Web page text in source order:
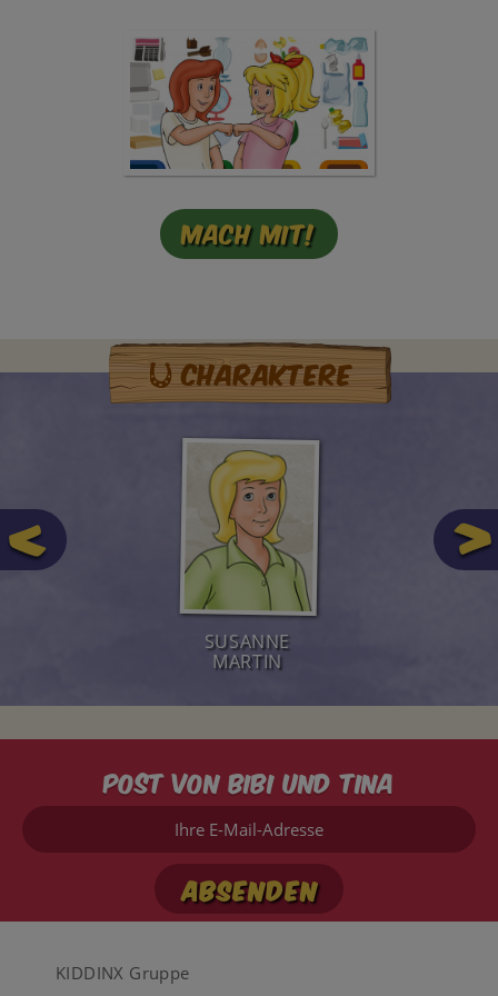
Mach mit!
Charaktere
SUSANNE
MARTIN
Post von Bibi und Tina
Ihre
Mail-
Footer
KIDDINX Gruppe